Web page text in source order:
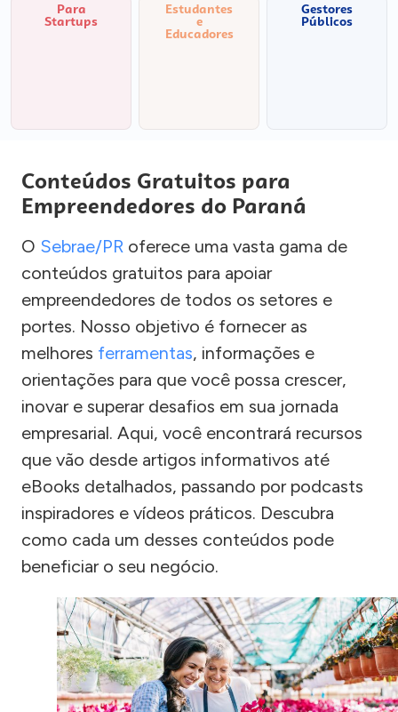
Para
Startups
Estudantes
e
Educadores
Gestores
Públicos
Conteúdos Gratuitos para
Empreendedores do Paraná
O Sebrae/PR oferece uma vasta gama de
conteúdos gratuitos para apoiar
empreendedores de todos os setores e
portes. Nosso objetivo é fornecer as
melhores ferramentas, informações e
orientações para que você possa crescer,
inovar e superar desafios em sua jornada
empresarial. Aqui, você encontrará recursos
que vão desde artigos informativos até
eBooks detalhados, passando por podcasts
inspiradores e vídeos práticos. Descubra
como cada um desses conteúdos pode
beneficiar o seu negócio.